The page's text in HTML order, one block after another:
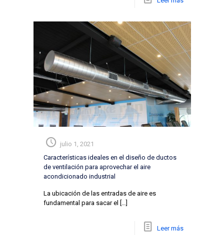
julio 1, 2021
Características ideales en el diseño de ductos
de ventilación para aprovechar el aire
acondicionado industrial
La ubicación de las entradas de aire es
fundamental para sacar el […]
Leer más